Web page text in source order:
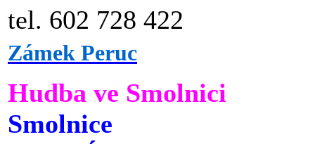
tel. 602 728 422
Zámek Peruc
Hudba ve Smolnici
Smolnice